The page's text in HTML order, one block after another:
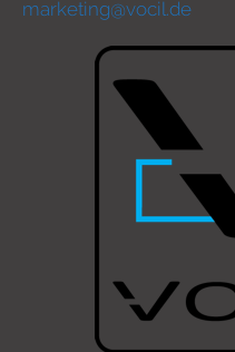
marketing@vocil.de